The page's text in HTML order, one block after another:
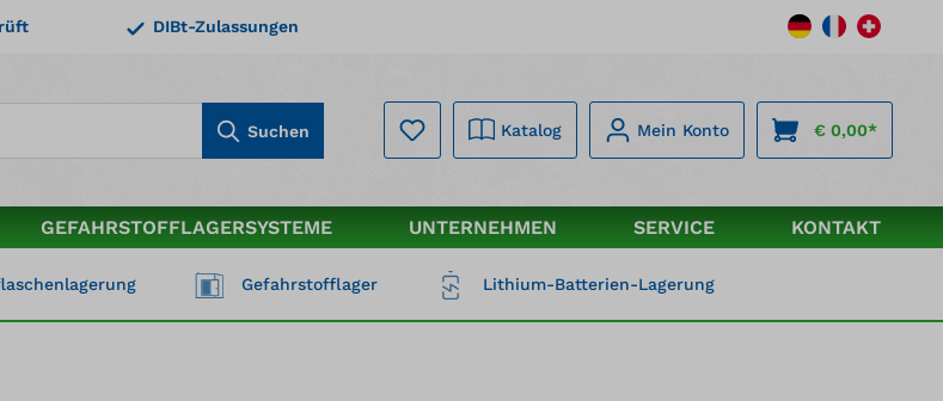
DIBt-Zulassungen
Suchen Katalog Mein Konto € 0,00*
GEFAHRSTOFFLAGERSYSTEME UNTERNEHMEN SERVICE KONTAKT
Gefahrstofflager Lithium-Batterien-Lagerung